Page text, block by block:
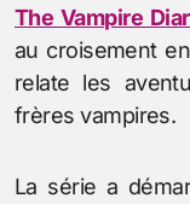
The Vampire
au croisement
relate les
frères vampires.
La série a